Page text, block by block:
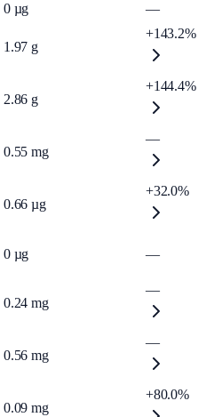
0 µg —
1.97 g
+143.2%
2.86 g
+144.4%
0.55 mg
—
0.66 µg
+32.0%
0 µg —
0.24 mg
—
0.56 mg
—
0.09 mg
+80.0%